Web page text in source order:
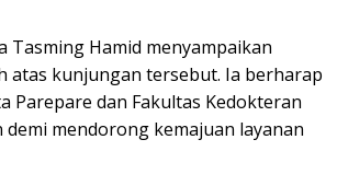
Tasming Hamid menyampaikan
atas kunjungan tersebut. Ia berharap
Parepare dan Fakultas Kedokteran
mendorong kemajuan layanan